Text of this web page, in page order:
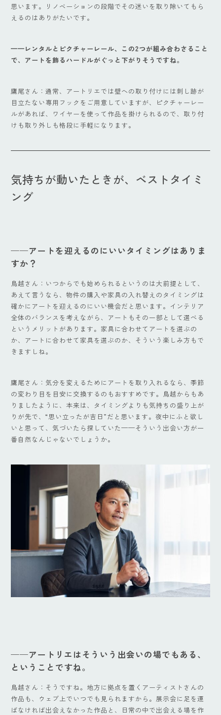
思います。リノベーションの段階でその迷いを取り除いてもら
えるのはありがたいです。
——レンタルとピクチャーレール、この2つが組み合わさること
で、アートを飾るハードルがぐっと下がりそうですね。
鷹尾さん：通常、アートリエでは壁への取り付けには刺し跡が
目立たない専用フックをご用意していますが、ピクチャーレー
ルがあれば、ワイヤーを使って作品を掛けられるので、取り付
けも取り外しも格段に手軽になります。
気持ちが動いたときが、ベストタイミ
ング
——アートを迎えるのにいいタイミングはありま
すか？
鳥越さん：いつからでも始められるというのは大前提として、
あえて言うなら、物件の購入や家具の入れ替えのタイミングは
確かにアートを迎えるのにいい機会だと思います。インテリア
全体のバランスを考えながら、アートもその一部として選べる
というメリットがあります。家具に合わせてアートを選ぶの
か、アートに合わせて家具を選ぶのか、そういう楽しみ方もで
きますしね。
鷹尾さん：気分を変えるためにアートを取り入れるなら、季節
の変わり目を目安に交換するのもおすすめです。鳥越からもあ
りましたように、本来は、タイミングよりも気持ちの盛り上が
りが先で、“思い立ったが吉日”だと思います。夜中にふと欲し
いと思って、気づいたら探していた——そういう出会い方が一
番自然なんじゃないでしょうか。
——アートリエはそういう出会いの場でもある、
ということですね。
鳥越さん：そうですね。地方に拠点を置くアーティストさんの
作品も、ウェブ上でいつでも見られますから。展示会に足を運
ばなければ出会えなかった作品と、日常の中で出会える場を作